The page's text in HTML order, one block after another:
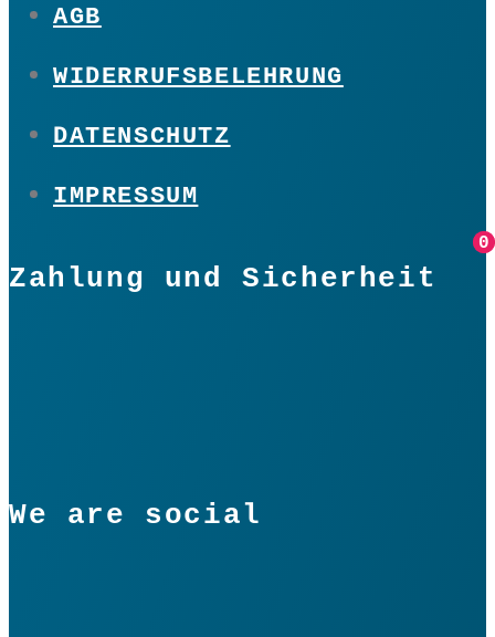
0
0
AGB
WIDERRUFSBELEHRUNG
DATENSCHUTZ
IMPRESSUM
Zahlung und Sicherheit
We are social